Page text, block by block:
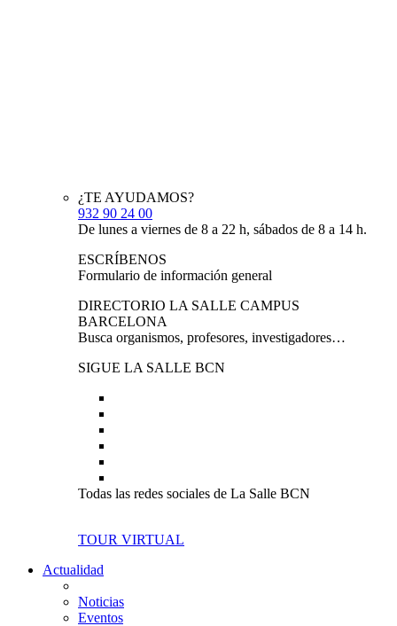
¿TE AYUDAMOS?
932 90 24 00
De lunes a viernes de 8 a 22 h, sábados de 8 a 14 h.
ESCRÍBENOS
Formulario de información general
DIRECTORIO LA SALLE CAMPUS
BARCELONA
Busca organismos, profesores, investigadores…
SIGUE LA SALLE BCN
Todas las redes sociales de La Salle BCN
TOUR VIRTUAL
Actualidad
Noticias
Eventos